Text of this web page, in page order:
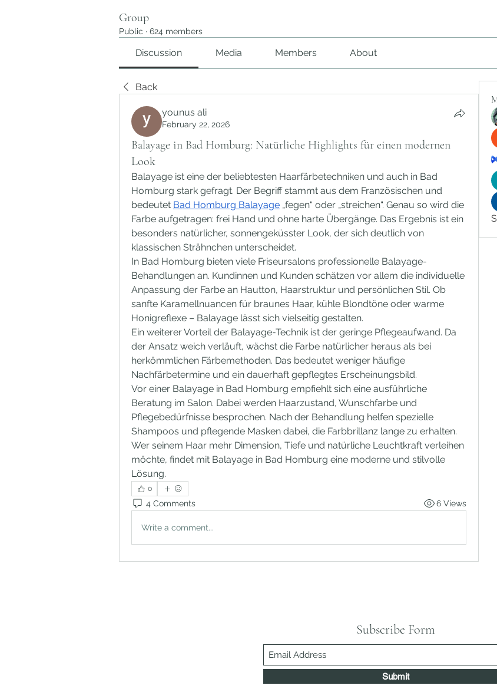
Group
Public · 624 members
Discussion Media Members About
Back
younus ali
February 22, 2026
Balayage in Bad Homburg: Natürliche Highlights für einen modernen
Look
Balayage ist eine der beliebtesten Haarfärbetechniken und auch in Bad
Homburg stark gefragt. Der Begriff stammt aus dem Französischen und
bedeutet Bad Homburg Balayage „fegen“ oder „streichen“. Genau so wird die
Farbe aufgetragen: frei Hand und ohne harte Übergänge. Das Ergebnis ist ein
besonders natürlicher, sonnengeküsster Look, der sich deutlich von
klassischen Strähnchen unterscheidet.
In Bad Homburg bieten viele Friseursalons professionelle Balayage-
Behandlungen an. Kundinnen und Kunden schätzen vor allem die individuelle
Anpassung der Farbe an Hautton, Haarstruktur und persönlichen Stil. Ob
sanfte Karamellnuancen für braunes Haar, kühle Blondtöne oder warme
Honigreflexe – Balayage lässt sich vielseitig gestalten.
Ein weiterer Vorteil der Balayage-Technik ist der geringe Pflegeaufwand. Da
der Ansatz weich verläuft, wächst die Farbe natürlicher heraus als bei
herkömmlichen Färbemethoden. Das bedeutet weniger häufige
Nachfärbetermine und ein dauerhaft gepflegtes Erscheinungsbild.
Vor einer Balayage in Bad Homburg empfiehlt sich eine ausführliche
Beratung im Salon. Dabei werden Haarzustand, Wunschfarbe und
Pflegebedürfnisse besprochen. Nach der Behandlung helfen spezielle
Shampoos und pflegende Masken dabei, die Farbbrillanz lange zu erhalten.
Wer seinem Haar mehr Dimension, Tiefe und natürliche Leuchtkraft verleihen
möchte, findet mit Balayage in Bad Homburg eine moderne und stilvolle
Lösung.
0
4 Comments 6 Views
Write a comment...
Subscribe Form
Submit